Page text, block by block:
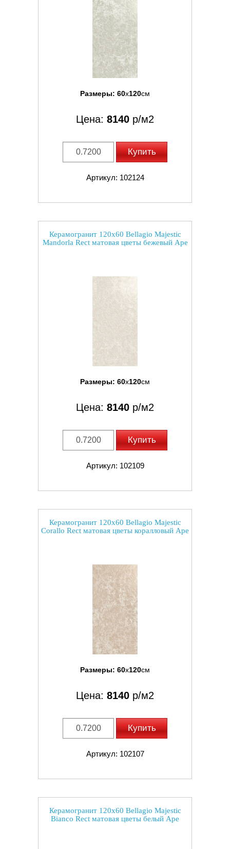
Размеры: 60x120см
Цена: 8140 р/м2
Купить
Артикул: 102124
Керамогранит 120x60 Bellagio Majestic
Mandorla Rect матовая цветы бежевый Ape
Размеры: 60x120см
Цена: 8140 р/м2
Купить
Артикул: 102109
Керамогранит 120x60 Bellagio Majestic
Corallo Rect матовая цветы коралловый Ape
Размеры: 60x120см
Цена: 8140 р/м2
Купить
Артикул: 102107
Керамогранит 120x60 Bellagio Majestic
Bianco Rect матовая цветы белый Ape